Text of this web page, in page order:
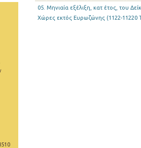
05. Μηνιαία εξέλιξη, κατ έτος, του
Χώρες εκτός Ευρωζώνης (1122-11220